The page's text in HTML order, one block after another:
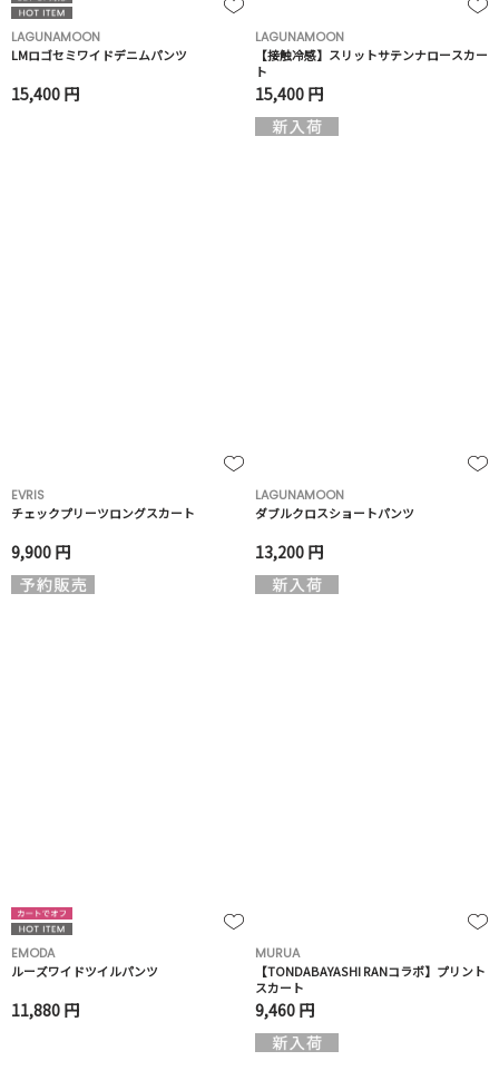
LAGUNAMOON
LMロゴセミワイドデニムパンツ
15,400 円
LAGUNAMOON
【接触冷感】スリットサテンナロースカー
ト
15,400 円
EVRIS
チェックプリーツロングスカート
9,900 円
LAGUNAMOON
ダブルクロスショートパンツ
13,200 円
EMODA
ルーズワイドツイルパンツ
11,880 円
MURUA
【TONDABAYASHI RANコラボ】プリント
スカート
9,460 円